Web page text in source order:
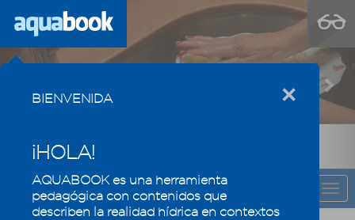
Previous
CAPÍTULO
×
BIENVENIDA
¡HOLA!
AQUABOOK es una herramienta
pedagógica con contenidos que
describen la realidad hídrica en contextos